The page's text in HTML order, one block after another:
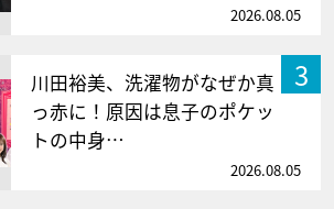
2026.08.05
3
川田裕美、洗濯物がなぜか真
っ赤に！原因は息子のポケッ
トの中身…
2026.08.05